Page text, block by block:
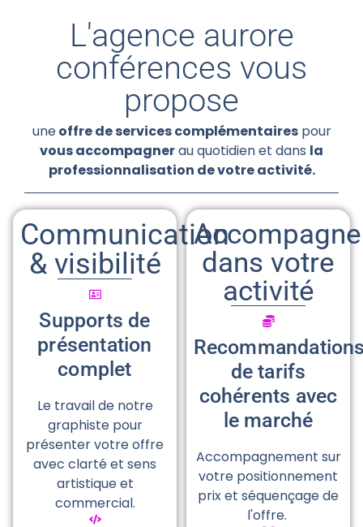
L'agence aurore
conférences vous
propose
uneoffre de services complémentairespour
vous accompagnerau quotidien et dans la
professionnalisation de votreactivité.
Communication
& visibilité
Supports de
présentation
complet
Le travail de notre
graphiste pour
présenter votre offre
avec clarté et sens
artistique et
commercial.
dans votre
activité
de tarifs
cohérents avec
le marché
Accompagnement sur
votre positionnement
prix et séquençage de
l'offre.